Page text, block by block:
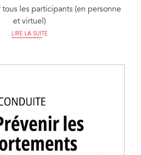
tous les participants (en personne
et virtuel)
LIRE LA SUITE